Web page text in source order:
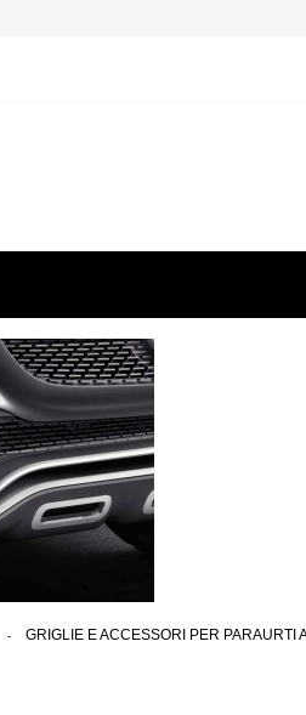
> GRIGLIE E ACCESSORI PER PARAURTI